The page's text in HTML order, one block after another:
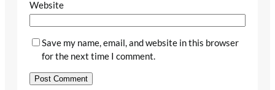
Website
Save my name, email, and website in this browser
for the next time I comment.